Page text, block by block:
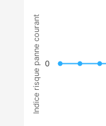
Indice risque panne courant 0